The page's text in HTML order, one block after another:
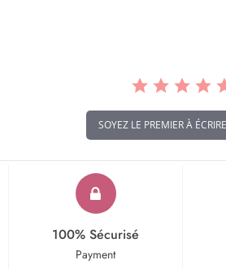
SOYEZ LE PREMIER À
100% Sécurisé
Payment